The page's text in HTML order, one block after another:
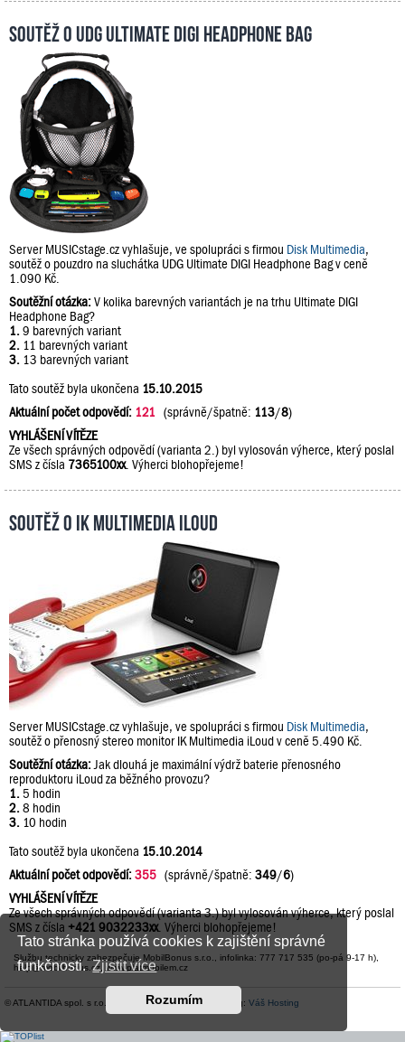
Tato stránka používá cookies k zajištění správné
funkčnosti.Zjistit více
Rozumím
Soutěž o UDG Ultimate DIGI Headphone Bag
Server MUSICstage.cz vyhlašuje, ve spolupráci s firmou Disk Multimedia,
soutěž o pouzdro na sluchátka UDG Ultimate DIGI Headphone Bag v ceně
1.090 Kč.
Soutěžní otázka:V kolika barevných variantách je na trhu Ultimate DIGI
Headphone Bag?
1. 9 barevných variant
2. 11 barevných variant
3. 13 barevných variant
Tato soutěž byla ukončena 15.10.2015
Aktuální počet odpovědí: 121 (správně/špatně: 113/8)
VYHLÁŠENÍ VÍTĚZE
Ze všech správných odpovědí (varianta 2.) byl vylosován výherce, který poslal
SMS z čísla 7365100xx. Výherci blohopřejeme!
Soutěž o IK Multimedia iLoud
Server MUSICstage.cz vyhlašuje, ve spolupráci s firmou Disk Multimedia,
soutěž o přenosný stereo monitor IK Multimedia iLoud v ceně 5.490 Kč.
Soutěžní otázka: Jak dlouhá je maximální výdrž baterie přenosného
reproduktoru iLoud za běžného provozu?
1. 5 hodin
2. 8 hodin
3. 10 hodin
Tato soutěž byla ukončena 15.10.2014
Aktuální počet odpovědí:355 (správně/špatně: 349/6)
VYHLÁŠENÍ VÍTĚZE
Ze všech správných odpovědí (varianta 3.) byl vylosován výherce, který poslal
SMS z čísla +421 9032233xx. Výherci blohopřejeme!
Službu technicky zabezpečuje MobilBonus s.r.o., infolinka: 777 717 535 (po-pá 9-17 h),
help@mobilbonus.cz, www.platmobilem.cz
© ATLANTIDA spol. s r.o. | Kontaktní údaje| Hosting: Váš Hosting